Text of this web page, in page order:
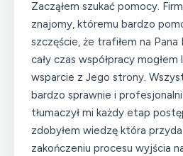
Zacząłem szukać pomocy.
znajomy, któremu bardzo
szczęście, że trafiłem na Pana
cały czas współpracy
wsparcie z Jego strony.
bardzo sprawnie i
tłumaczył mi każdy etap
zdobyłem wiedzę która
zakończeniu procesu wyjścia